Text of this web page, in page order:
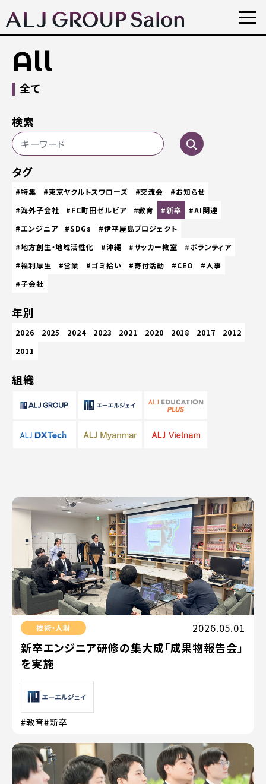
All
全て
検索
タグ
#特集 #東京ヤクルトスワローズ #交流会
#お知らせ
#海外子会社
#FC町田ゼルビア #教育 #新卒
#AI関連
#エンジニア
#SDGs
#伊平屋島プロジェクト
#地方創生・地域活性化
#沖縄 #サッカー教室
#ボランティア
#福利厚生
#営業 #ゴミ拾い #寄付活動 #CEO
#人事
#子会社
年別
2026 2025 2024 2023 2021 2020 2018 2017
2012
2011
組織
技術・人財 2026.05.01
新卒エンジニア研修の集大成「成果物報告会」
を実施
#教育#新卒